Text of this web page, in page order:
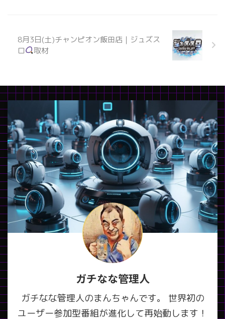
8月3日(土)チャンピオン飯田店｜ジュズス
ロ
取材
ガチなな管理人
ガチなな管理人のまんちゃんです。 世界初の
ユーザー参加型番組が進化して再始動します！